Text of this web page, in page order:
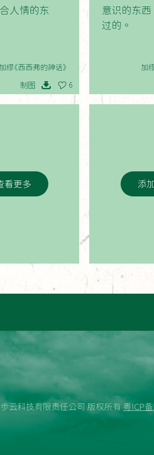
人情的东
缪《西西弗的神话》
制图 6
意识的东
过的。
加
看更多 添
云科技有限责任公司 版权所有 粤ICP